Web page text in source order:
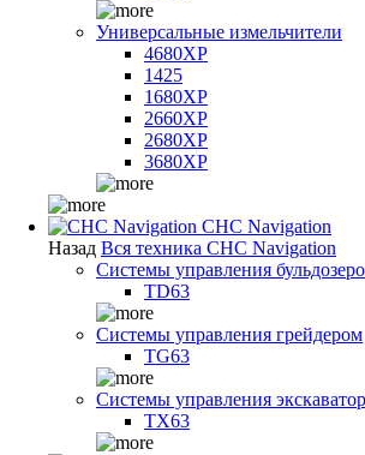
Универсальные измельчители
4680XP
1425
1680XP
2660XP
2680XP
3680XP
CHC Navigation
Назад Вся техника CHC Navigation
Системы управления
TD63
Системы управления грейдером
TG63
Системы управления
TX63